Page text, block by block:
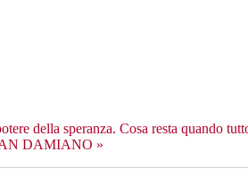
della speranza. Cosa resta quando
DAMIANO »